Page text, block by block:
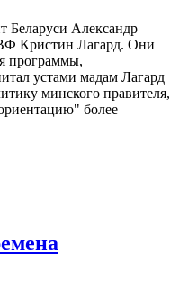
Беларуси Александр
Кристин Лагард. Они
программы,
устами мадам Лагард
минского правителя,
более